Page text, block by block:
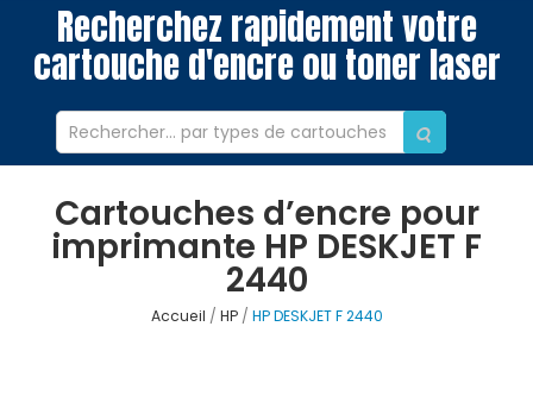
Recherchez rapidement votre
cartouche d'encre ou toner laser
Cartouches d’encre pour
imprimante HP DESKJET F
2440
Accueil HP HP DESKJET F 2440